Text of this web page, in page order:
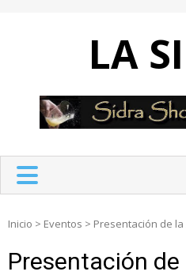
LA
Inicio > Eventos > Presentación de la
Presentación de